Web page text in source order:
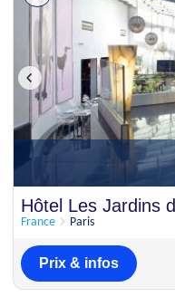
Hôtel Les Jardins
France Paris
Prix & infos